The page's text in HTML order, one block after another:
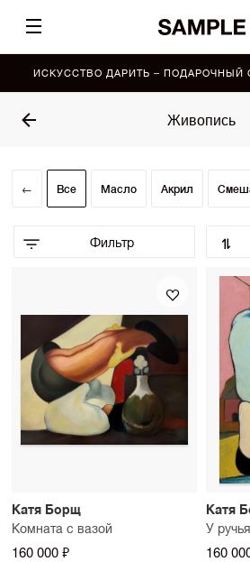
ИСКУССТВО ДАРИТЬ – ПОДАРОЧНЫЙ
Живопись
← Все Масло Акрил
Фильтр
По
По
По
Сначала
Катя Борщ
Комната с вазой
160 000 ₽
Катя
У ручья
160